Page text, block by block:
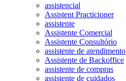
assistencial
Assistent Practicioner
assistente
Assistente Comercial
Assistente Consultório
assistente de atendimento
Assistente de Backoffice
assistente de compras
assistente de cuidados